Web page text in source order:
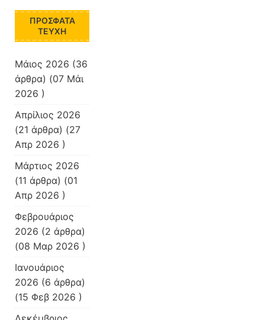
ΠΡΌΣΦΑΤΑ
ΤΕΎΧΗ
Μάιος 2026 (36
άρθρα) (07 Μάι
2026 )
Απρίλιος 2026
(21 άρθρα) (27
Απρ 2026 )
Μάρτιος 2026
(11 άρθρα) (01
Απρ 2026 )
Φεβρουάριος
2026 (2 άρθρα)
(08 Μαρ 2026 )
Ιανουάριος
2026 (6 άρθρα)
(15 Φεβ 2026 )